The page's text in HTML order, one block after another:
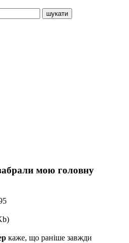
мою головну
каже, що раніше завжди